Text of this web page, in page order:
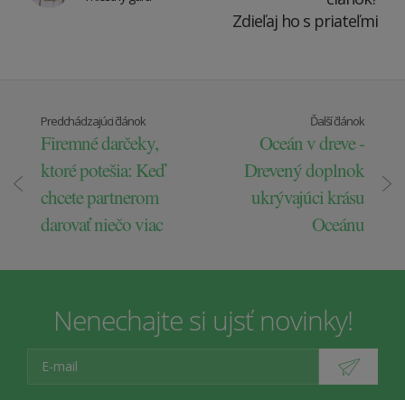
Zdieľaj ho s priateľmi
Predchádzajúci článok
Firemné darčeky,
ktoré potešia: Keď
chcete partnerom
darovať niečo viac
Ďalší článok
Oceán v dreve -
Drevený doplnok
ukrývajúci krásu
Oceánu
Nenechajte si ujsť novinky!